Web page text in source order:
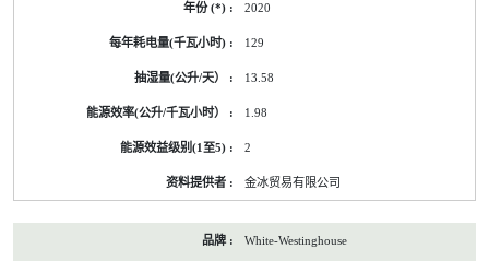
2020
129
13.58
1.98
2
金冰贸易有限公司
White-Westinghouse